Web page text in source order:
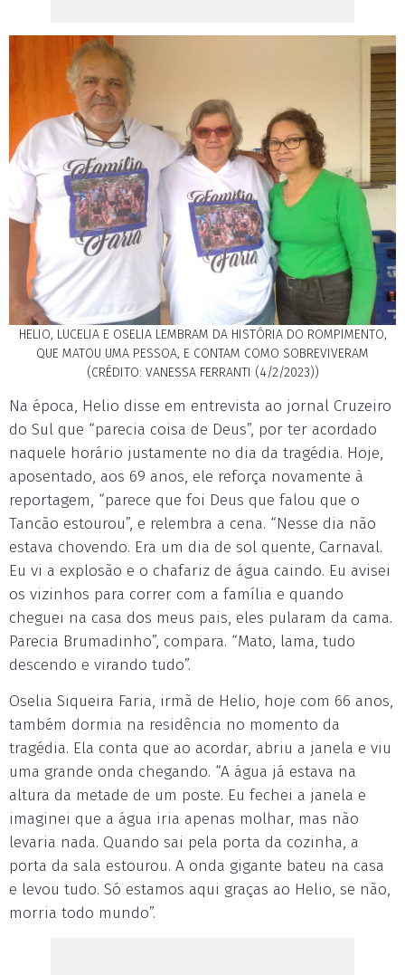
HELIO, LUCELIA E OSELIA LEMBRAM DA HISTÓRIA DO ROMPIMENTO,
QUE MATOU UMA PESSOA, E CONTAM COMO SOBREVIVERAM
(CRÉDITO: VANESSA FERRANTI (4/2/2023))
Na época, Helio disse em entrevista ao jornal Cruzeiro
do Sul que “parecia coisa de Deus”, por ter acordado
naquele horário justamente no dia da tragédia. Hoje,
aposentado, aos 69 anos, ele reforça novamente à
reportagem, “parece que foi Deus que falou que o
Tancão estourou”, e relembra a cena. “Nesse dia não
estava chovendo. Era um dia de sol quente, Carnaval.
Eu vi a explosão e o chafariz de água caindo. Eu avisei
os vizinhos para correr com a família e quando
cheguei na casa dos meus pais, eles pularam da cama.
Parecia Brumadinho”, compara. “Mato, lama, tudo
descendo e virando tudo”.
Oselia Siqueira Faria, irmã de Helio, hoje com 66 anos,
também dormia na residência no momento da
tragédia. Ela conta que ao acordar, abriu a janela e viu
uma grande onda chegando. “A água já estava na
altura da metade de um poste. Eu fechei a janela e
imaginei que a água iria apenas molhar, mas não
levaria nada. Quando sai pela porta da cozinha, a
porta da sala estourou. A onda gigante bateu na casa
e levou tudo. Só estamos aqui graças ao Helio, se não,
morria todo mundo”.